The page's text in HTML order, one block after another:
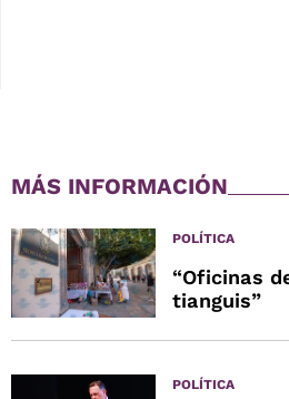
MÁS INFORMACIÓN
POLÍTICA
“Oficinas
tianguis”
POLÍTICA